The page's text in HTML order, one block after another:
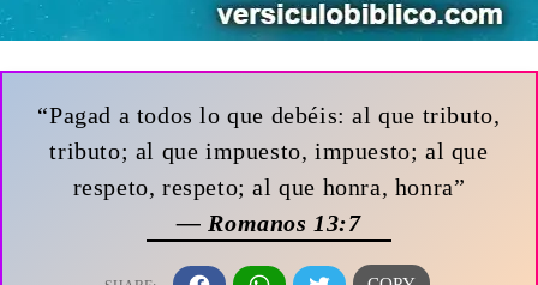
“Pagad a todos lo que debéis: al que tributo,
tributo; al que impuesto, impuesto; al que
respeto, respeto; al que honra, honra”
— Romanos 13:7